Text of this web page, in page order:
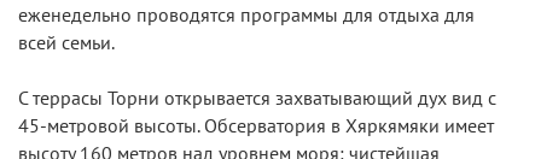
еженедельно проводятся программы для отдыха для
всей семьи.
С террасы Торни открывается захватывающий дух вид с
45-метровой высоты. Обсерватория в Хяркямяки имеет
высоту 160 метров над уровнем моря: чистейшая